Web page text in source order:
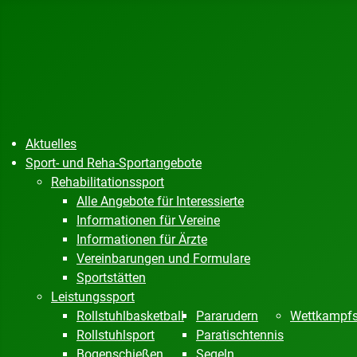
Aktuelles
Sport- und Reha-Sportangebote
Rehabilitationssport
Alle Angebote für Interessierte
Informationen für Vereine
Informationen für Ärzte
Vereinbarungen und Formulare
Sportstätten
Leistungssport
Rollstuhlbasketball
Rollstuhlsport
Pararudern
Paratischtennis